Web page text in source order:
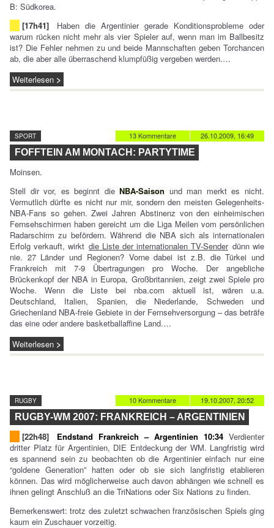
B: Südkorea.
[17h41]
Haben die Argentinier gerade Konditionsprobleme oder
warum rücken nicht mehr als vier Spieler auf, wenn man im Ballbesitz
ist? Die Fehler nehmen zu und beide Mannschaften geben Torchancen
ab, die aber alle überraschend klumpfüßig vergeben werden.…
Weiterlesen
26.10.2009, 16:49
13 Kommentare
SPORT
FOFFTEIN AM MONTACH: PARTYTIME
Moinsen.
Stell dir vor, es beginnt dieNBA-Saison und man merkt es nicht.
Vermutlich dürfte es nicht nur mir, sondern den meisten Gelegenheits-
NBA-Fans so gehen. Zwei Jahren Abstinenz von den einheimischen
Fernsehschirmen haben gereicht um die Liga Meilen vom persönlichen
Radarschirm zu befördern. Während die NBA sich als internationalen
Erfolg verkauft, wirkt die Liste der internationalen TV-Sender dünn wie
nie. 27 Länder und Regionen? Vorne dabei ist z.B. die Türkei und
Frankreich mit 7-9 Übertragungen pro Woche. Der angebliche
Brückenkopf der NBA in Europa, Großbritannien, zeigt zwei Spiele pro
Woche. Wenn die Liste bei nba.com aktuell ist, wären u.a.
Deutschland, Italien, Spanien, die Niederlande, Schweden und
Griechenland NBA-freie Gebiete in der Fernsehversorgung – das beträfe
das eine oder andere basketballaffine Land.…
Weiterlesen
19.10.2007, 20:52
10 Kommentare
RUGBY
RUGBY-WM 2007: FRANKREICH – ARGENTINIEN
[22h48] Endstand Frankreich – Argentinien 10:34 Verdienter
dritter Platz für Argentinien, DIE Entdeckung der WM. Langfristig wird
es spannend sein zu beobachten ob die Argentinier einfach nur eine
“goldene Generation” hatten oder ob sie sich langfristig etablieren
können. Das wird möglicherweise auch davon abhängen wie schnell es
ihnen gelingt Anschluß an die TriNations oder Six Nations zu finden.
Bemerkenswert: trotz des zuletzt schwachen französischen Spiels ging
kaum ein Zuschauer vorzeitig.